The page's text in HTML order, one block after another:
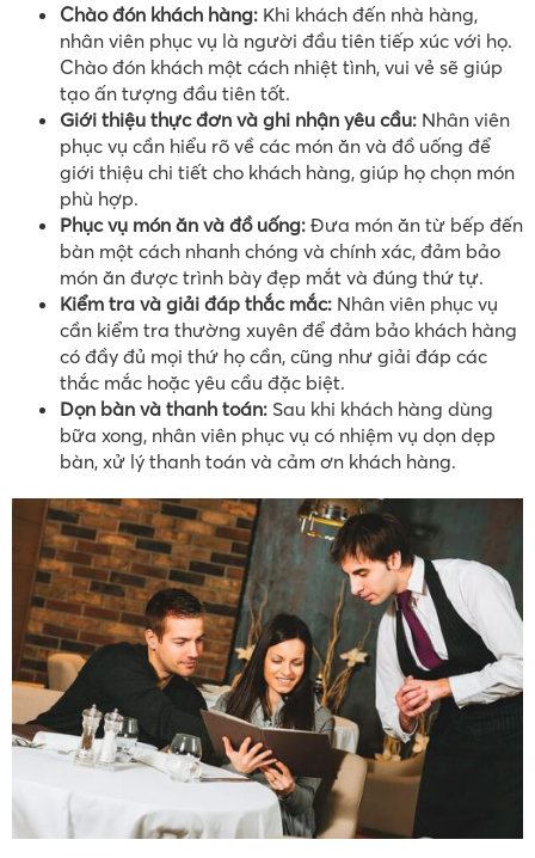
Chào đón khách hàng: Khi khách đến nhà hàng,
nhân viên phục vụ là người đầu tiên tiếp xúc với họ.
Chào đón khách một cách nhiệt tình, vui vẻ sẽ giúp
tạo ấn tượng đầu tiên tốt.
Giới thiệu thực đơn và ghi nhận yêu cầu: Nhân viên
phục vụ cần hiểu rõ về các món ăn và đồ uống để
giới thiệu chi tiết cho khách hàng, giúp họ chọn món
phù hợp.
Phục vụ món ăn và đồ uống: Đưa món ăn từ bếp đến
bàn một cách nhanh chóng và chính xác, đảm bảo
món ăn được trình bày đẹp mắt và đúng thứ tự.
Kiểm tra và giải đáp thắc mắc: Nhân viên phục vụ
cần kiểm tra thường xuyên để đảm bảo khách hàng
có đầy đủ mọi thứ họ cần, cũng như giải đáp các
thắc mắc hoặc yêu cầu đặc biệt.
Dọn bàn và thanh toán: Sau khi khách hàng dùng
bữa xong, nhân viên phục vụ có nhiệm vụ dọn dẹp
bàn, xử lý thanh toán và cảm ơn khách hàng.